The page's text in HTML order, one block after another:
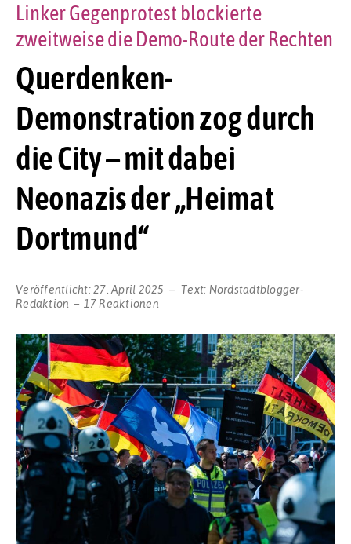
Querdenken-
Demonstration zog durch
die City – mit dabei
Neonazis der „Heimat
Dortmund“
Linker Gegenprotest blockierte
zweitweise die Demo-Route der Rechten
Veröffentlicht:27. April 2025 Text: Nordstadtblogger-
Redaktion
17 Reaktionen